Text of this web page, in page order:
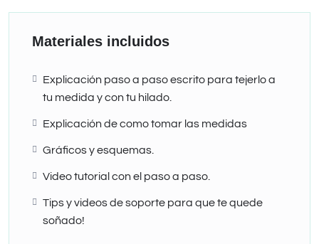
Materiales incluidos
Explicación paso a paso escrito para tejerlo a
tu medida y con tu hilado.
Explicación de como tomar las medidas
Gráficos y esquemas.
Video tutorial con el paso a paso.
Tips y videos de soporte para que te quede
soñado!